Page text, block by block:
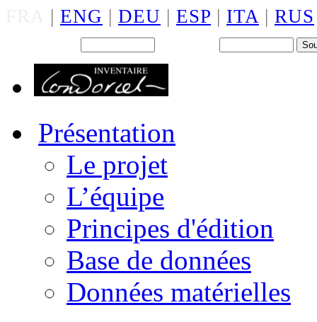
| ENG | DEU | ESP | ITA | RUS
Présentation
Le projet
L’équipe
Principes d'édition
Base de données
Données matérielles